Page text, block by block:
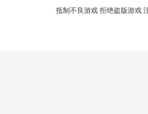
抵制不良游戏 拒绝盗版游戏